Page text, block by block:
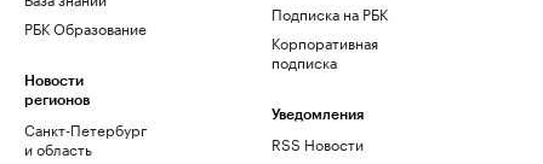
РБК Образование
Новости
регионов
Санкт-Петербург
и область
Подписка на РБК
Корпоративная
подписка
Уведомления
RSS Новости